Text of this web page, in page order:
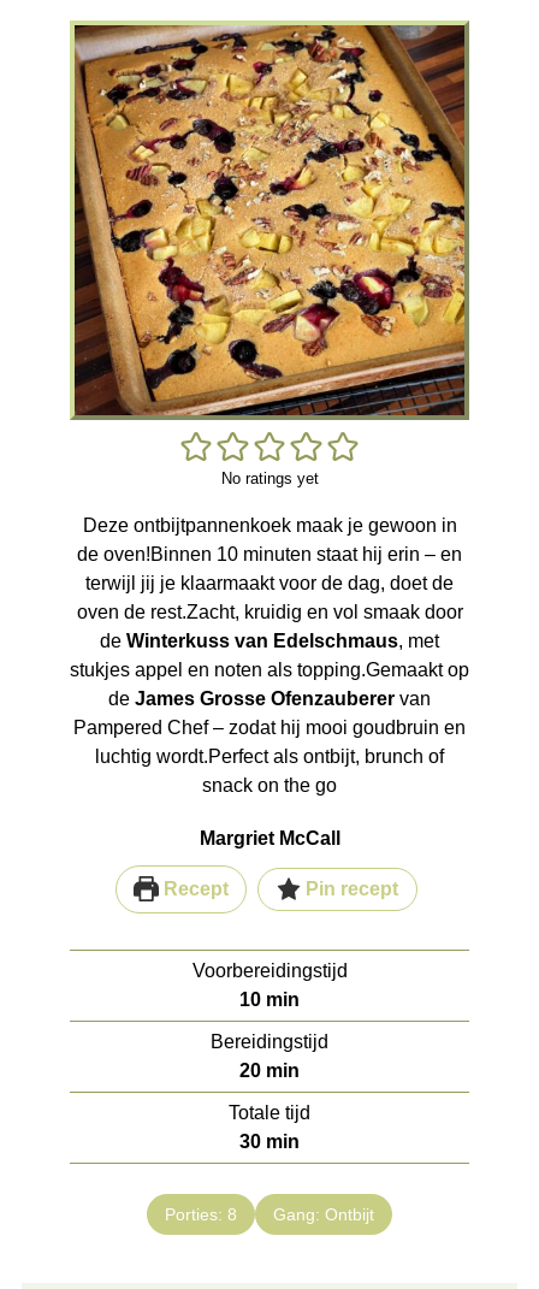
No ratings yet
Deze ontbijtpannenkoek maak je gewoon in
de oven!Binnen 10 minuten staat hij erin – en
terwijl jij je klaarmaakt voor de dag, doet de
oven de rest.Zacht, kruidig en vol smaak door
de Winterkuss van Edelschmaus, met
stukjes appel en noten als topping.Gemaakt op
de James Grosse Ofenzauberer van
Pampered Chef – zodat hij mooi goudbruin en
luchtig wordt.Perfect als ontbijt, brunch of
snack on the go
Margriet McCall
Recept Pin recept
Voorbereidingstijd
10 min
Bereidingstijd
20 min
Totale tijd
30 min
Porties: 8 Gang: Ontbijt